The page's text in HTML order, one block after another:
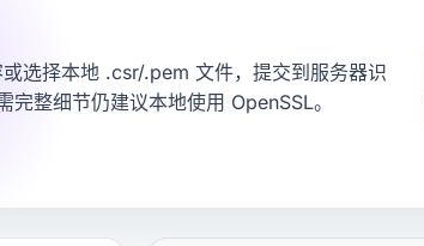
选择本地 .csr/.pem 文件，提交到服务器识
完整细节仍建议本地使用 OpenSSL。